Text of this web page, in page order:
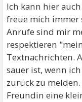
Ich kann hier
freue mich immer
Anrufe sind mir
respektieren
Textnachrichten.
sauer ist, wenn
zurück zu
Freundin eine